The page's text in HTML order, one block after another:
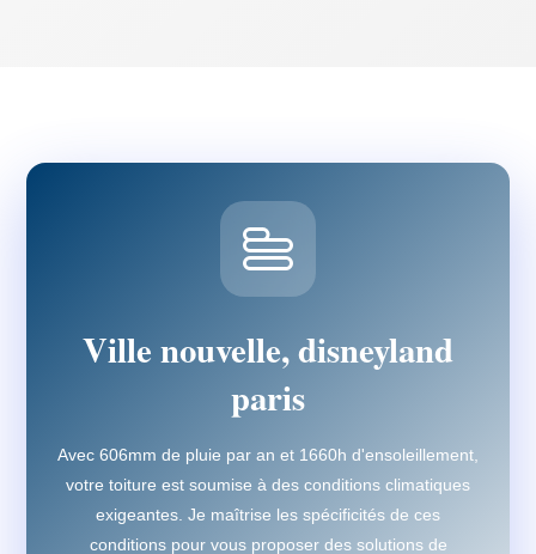
Ville nouvelle, disneyland
paris
Avec 606mm de pluie par an et 1660h d'ensoleillement,
votre toiture est soumise à des conditions climatiques
exigeantes. Je maîtrise les spécificités de ces
conditions pour vous proposer des solutions de